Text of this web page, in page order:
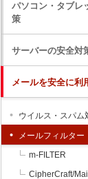
パソコン・タブレ
策
サーバーの安全対
メールを安全に利
ウイルス・スパム
メールフィルター
m-FILTER
CipherCraft/Mail